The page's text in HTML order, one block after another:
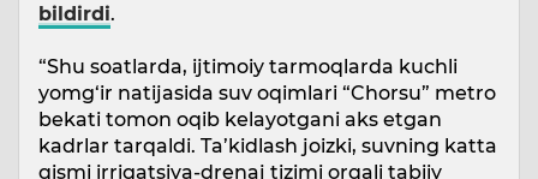
bildirdi.
“Shu soatlarda, ijtimoiy tarmoqlarda kuchli
yomg‘ir natijasida suv oqimlari “Chorsu” metro
bekati tomon oqib kelayotgani aks etgan
kadrlar tarqaldi. Ta’kidlash joizki, suvning katta
qismi irrigatsiya-drenaj tizimi orqali tabiiy